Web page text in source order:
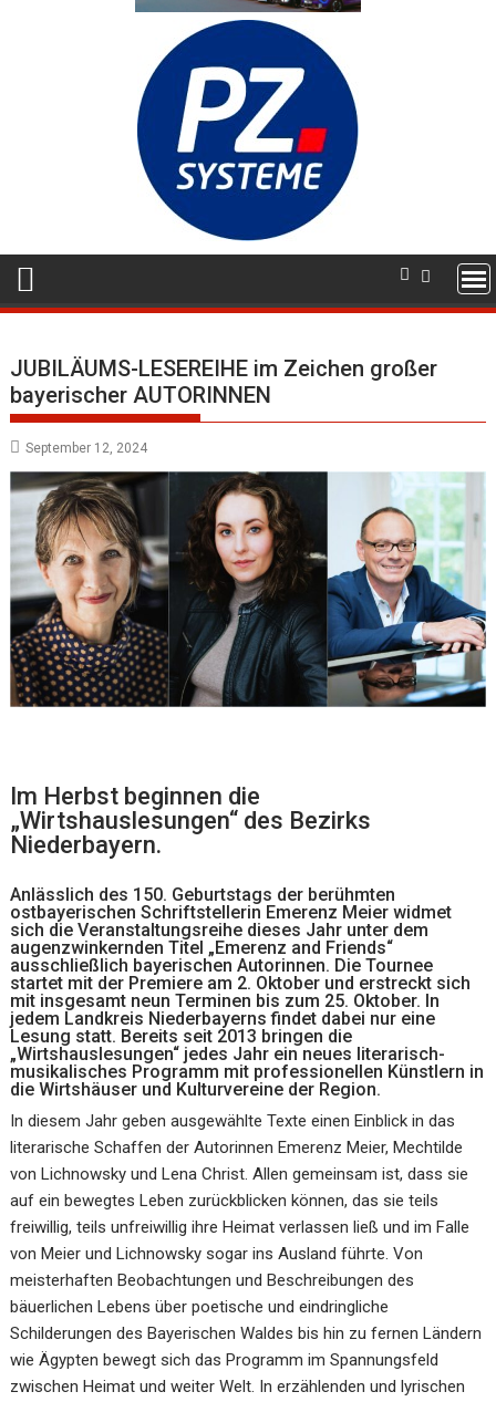
JUBILÄUMS-LESEREIHE im Zeichen großer
bayerischer AUTORINNEN
September 12, 2024
Im Herbst beginnen die
„Wirtshauslesungen“ des Bezirks
Niederbayern.
Anlässlich des 150. Geburtstags der berühmten
ostbayerischen Schriftstellerin Emerenz Meier widmet
sich die Veranstaltungsreihe dieses Jahr unter dem
augenzwinkernden Titel „Emerenz and Friends“
ausschließlich bayerischen Autorinnen. Die Tournee
startet mit der Premiere am 2. Oktober und erstreckt sich
mit insgesamt neun Terminen bis zum 25. Oktober. In
jedem Landkreis Niederbayerns findet dabei nur eine
Lesung statt. Bereits seit 2013 bringen die
„Wirtshauslesungen“ jedes Jahr ein neues literarisch-
musikalisches Programm mit professionellen Künstlern in
die Wirtshäuser und Kulturvereine der Region.
In diesem Jahr geben ausgewählte Texte einen Einblick in das
literarische Schaffen der Autorinnen Emerenz Meier, Mechtilde
von Lichnowsky und Lena Christ. Allen gemeinsam ist, dass sie
auf ein bewegtes Leben zurückblicken können, das sie teils
freiwillig, teils unfreiwillig ihre Heimat verlassen ließ und im Falle
von Meier und Lichnowsky sogar ins Ausland führte. Von
meisterhaften Beobachtungen und Beschreibungen des
bäuerlichen Lebens über poetische und eindringliche
Schilderungen des Bayerischen Waldes bis hin zu fernen Ländern
wie Ägypten bewegt sich das Programm im Spannungsfeld
zwischen Heimat und weiter Welt. In erzählenden und lyrischen